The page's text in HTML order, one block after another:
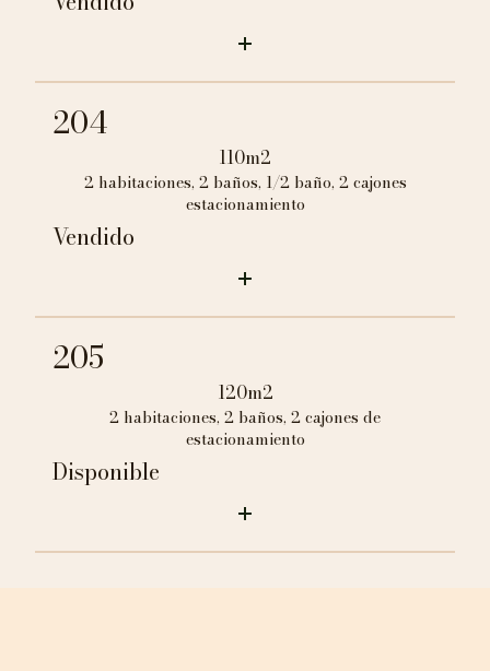
204
110m2
2 habitaciones, 2 baños, 1/2 baño, 2 cajones
estacionamiento
Vendido
205
120m2
2 habitaciones, 2 baños, 2 cajones de
estacionamiento
Disponible